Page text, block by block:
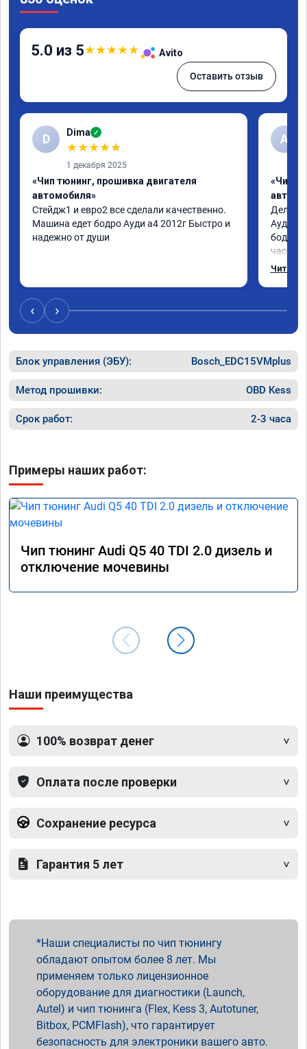
5.0 из 5★★★★★ Avito
Оставить отзыв
D Dima ✓
★★★★★
1 декабря 2025
«Чип тюнинг, прошивка двигателя
автомобиля»
Стейдж1 и евро2 все сделали качественно.
Машина едет бодро Ауди а4 2012г Быстро и
надежно от души
А
«Чип
Делал
как
Читать
‹ ›
Блок управления (ЭБУ): Bosch_EDC15VMplus
Метод прошивки: OBD Kess
Срок работ: 2-3 часа
Примеры наших работ:
Чип тюнинг Audi Q5 40 TDI 2.0 дизель и
отключение мочевины
Наши преимущества
100% возврат денег
Оплата после проверки
Сохранение ресурса
Гарантия 5 лет
Наши специалисты по чип тюнингу
обладают опытом более 8 лет. Мы
применяем только лицензионное
оборудование для диагностики (Launch,
Autel) и чип тюнинга (Flex, Kess 3, Autotuner,
Bitbox, PCMFlash), что гарантирует
безопасность для электроники вашего авто.